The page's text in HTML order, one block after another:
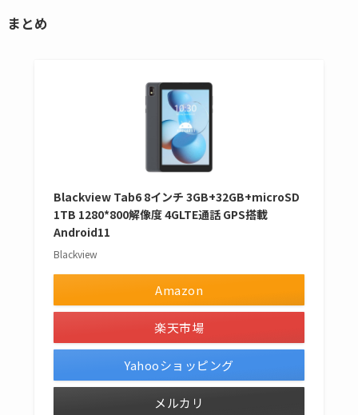
まとめ
Blackview Tab6 8インチ 3GB+32GB+microSD
1TB 1280*800解像度 4GLTE通話 GPS搭載
Android11
Blackview
Amazon
楽天市場
Yahooショッピング
メルカリ